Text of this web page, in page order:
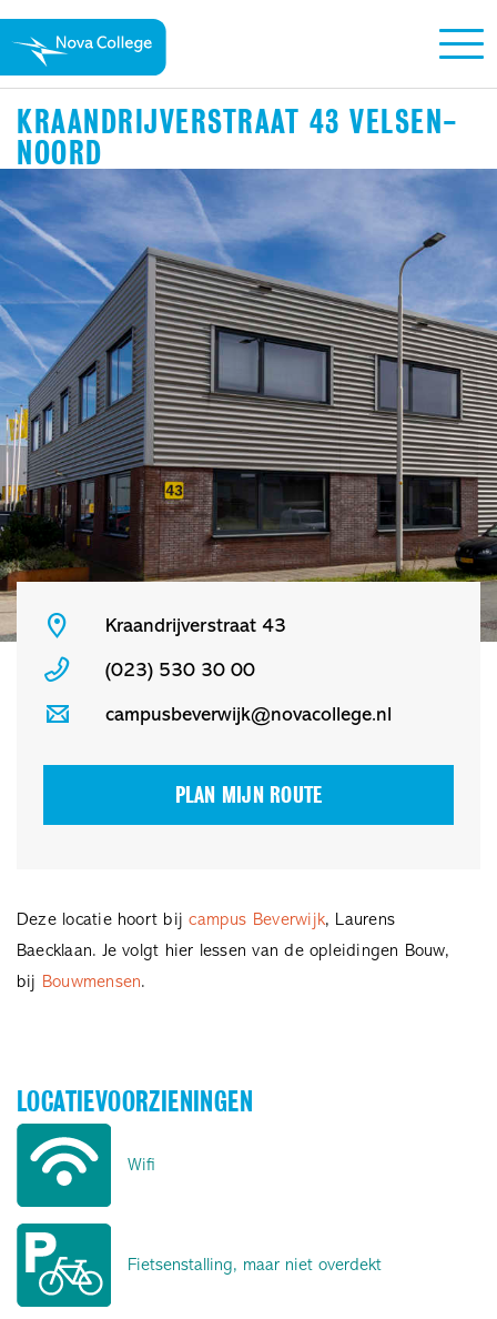
KRAANDRIJVERSTRAAT 43 VELSEN-
NOORD
Kraandrijverstraat 43
(023) 530 30 00
campusbeverwijk@novacollege.nl
PLAN MIJN ROUTE
Deze locatie hoort bij campus Beverwijk, Laurens
Baecklaan. Je volgt hier lessen van de opleidingen Bouw,
bij Bouwmensen.
LOCATIEVOORZIENINGEN
Wifi
Fietsenstalling, maar niet overdekt